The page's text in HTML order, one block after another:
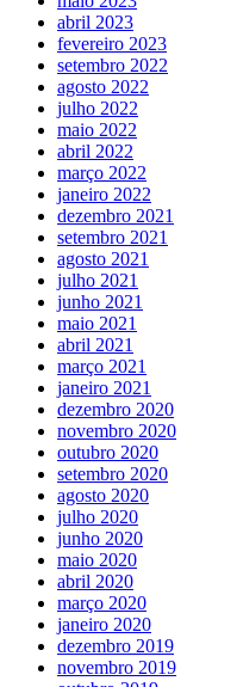
abril 2023
fevereiro 2023
setembro 2022
agosto 2022
julho 2022
maio 2022
abril 2022
março 2022
janeiro 2022
dezembro 2021
setembro 2021
agosto 2021
julho 2021
junho 2021
maio 2021
abril 2021
março 2021
janeiro 2021
dezembro 2020
novembro 2020
outubro 2020
setembro 2020
agosto 2020
julho 2020
junho 2020
maio 2020
abril 2020
março 2020
janeiro 2020
dezembro 2019
novembro 2019